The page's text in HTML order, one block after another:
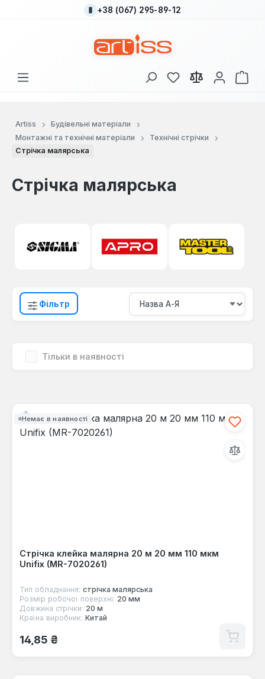
Перейти до основного вмісту
+38 (067) 295-89-12
У вас є 0 у списку
Artiss
Будівельні матеріали
Монтажні та технічні матеріали
Технічні стрічки
Стрічка малярська
Стрічка малярська
Фільтр
Тільки в наявності
Немає в наявності
Стрічка клейка малярна 20 м 20 мм 110 мкм
Unifix (MR-7020261)
Тип обладнання: стрічка малярська
Розмір робочої поверхні: 20 мм
Довжина стрічки: 20 м
Країна виробник: Китай
Звичайна ціна:
14,85 ₴